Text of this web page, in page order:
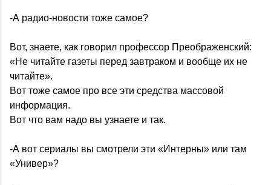
-А радио-новости тоже самое?
Вот, знаете, как говорил профессор Преображенский:
«Не читайте газеты перед завтраком и вообще их не
читайте».
Вот тоже самое про все эти средства массовой
информация.
Вот что вам надо вы узнаете и так.
-А вот сериалы вы смотрели эти «Интерны» или там
«Универ»?